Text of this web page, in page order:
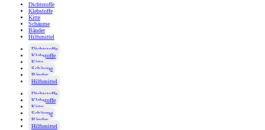
Dichtstoffe
Klebstoffe
Kitte
Schäume
Bänder
Hilfsmittel
Dichtstoffe
Klebstoffe
Kitte
Schäume
Bänder
Hilfsmittel
Dichtstoffe
Klebstoffe
Kitte
Schäume
Bänder
Hilfsmittel